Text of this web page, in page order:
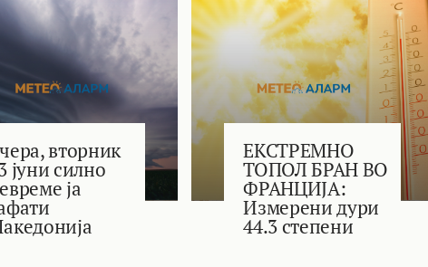
вторник
јуни силно
ја
ЕКСТРЕМНО
ТОПОЛ БРАН ВО
ФРАНЦИЈА:
Измерени дури
44.3 степени